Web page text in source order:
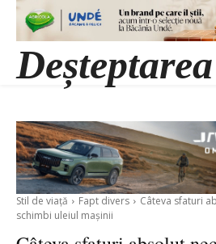
Deșteptarea
Stil de viață Fapt divers
Câteva sfaturi
schimbi uleiul mașinii